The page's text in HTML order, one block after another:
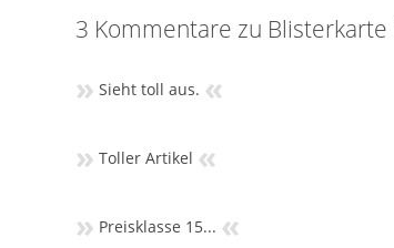
3 Kommentare zu
» Sieht toll aus. «
» Toller Artikel «
» Preisklasse 15... «